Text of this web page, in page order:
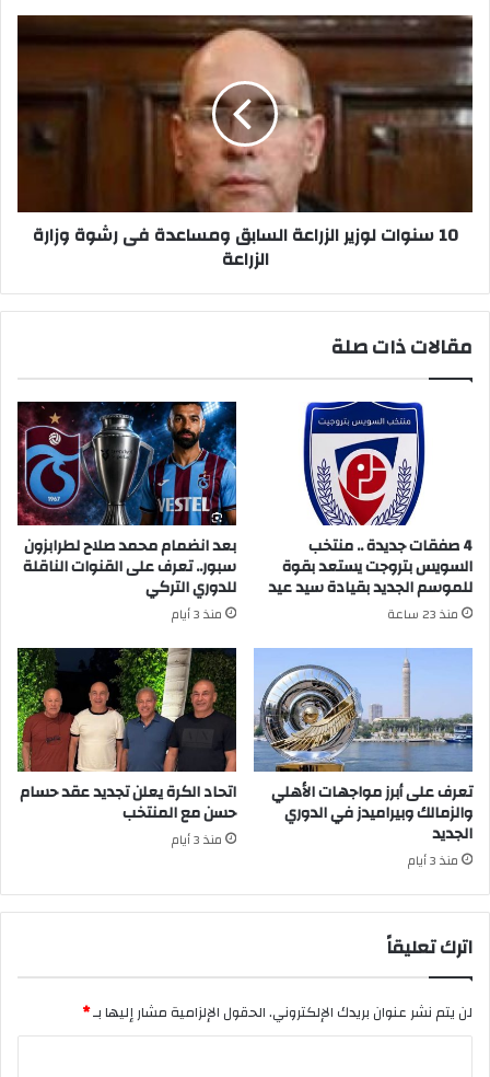
10
سنوات
لوزير
الزراعة
السابق
ومساعدة
وزارة
الزراعة 10 سنوات لوزير الزراعة السابق ومساعدة فى رشوة وزارة
الزراعة
مقالات ذات صلة
4 صفقات جديدة .. منتخب
السويس بتروجت يستعد بقوة
للموسم الجديد بقيادة سيد عيد
منذ 23 ساعة
بعد انضمام محمد صلاح لطرابزون
سبور.. تعرف على القنوات الناقلة
للدوري التركي
منذ 3 أيام
تعرف على أبرز مواجهات الأهلي
والزمالك وبيراميدز في الدوري
الجديد
منذ 3 أيام
اتحاد الكرة يعلن تجديد عقد حسام
حسن مع المنتخب
منذ 3 أيام
اترك تعليقاً
لن يتم نشر عنوان بريدك الإلكتروني.الحقول الإلزامية مشار إليها بـ*